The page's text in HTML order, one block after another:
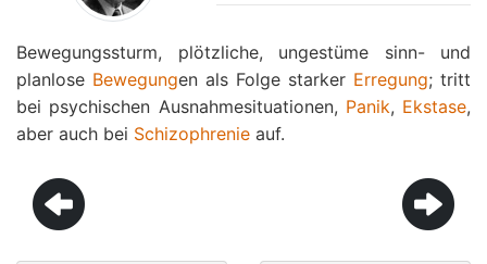
Bewegungssturm, plötzliche, ungestüme sinn- und
planlose Bewegungen als Folge starker Erregung; tritt
bei psychischen Ausnahmesituationen, Panik, Ekstase,
aber auch bei Schizophrenie auf.